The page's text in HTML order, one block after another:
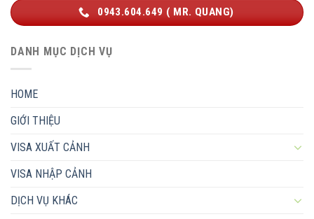
0943.604.649 ( MR. QUANG)
DANH MỤC DỊCH VỤ
HOME
GIỚI THIỆU
VISA XUẤT CẢNH
VISA NHẬP CẢNH
DỊCH VỤ KHÁC